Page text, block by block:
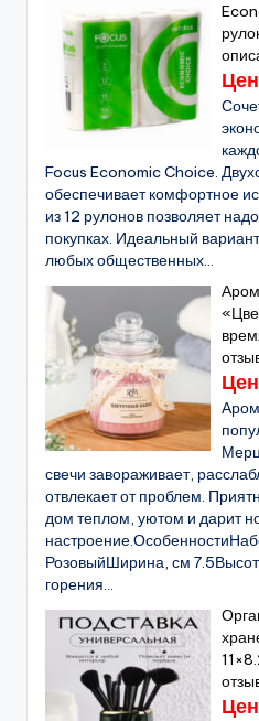
Focus Economic Choice.
обеспечивает комфортное
из 12 рулонов позволяет
покупках. Идеальный
любых общественных...
свечи завораживает,
отвлекает от проблем.
дом теплом, уютом и дарит
РозовыйШирина, см
горения...